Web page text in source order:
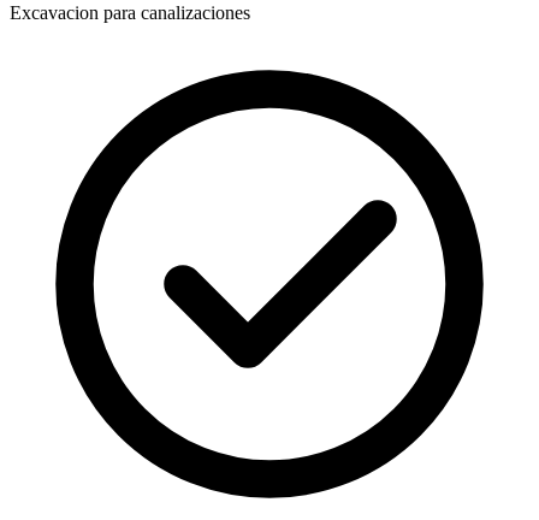
Excavacion para canalizaciones